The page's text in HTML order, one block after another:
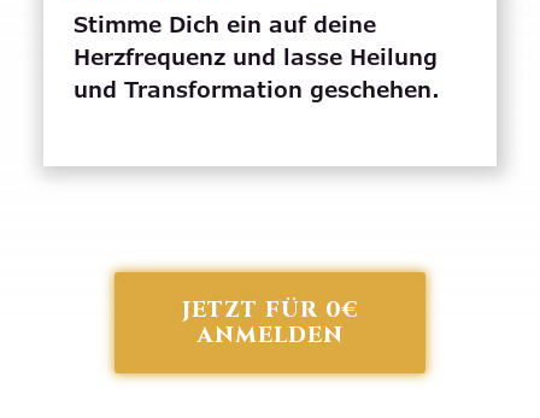
Stimme Dich ein auf deine
Herzfrequenz und lasse Heilung
und Transformation geschehen.
JETZT FÜR 0€
ANMELDEN